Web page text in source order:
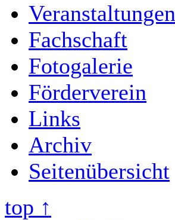
Veranstaltungen
Fachschaft
Fotogalerie
Förderverein
Links
Archiv
Seitenübersicht
top ↑